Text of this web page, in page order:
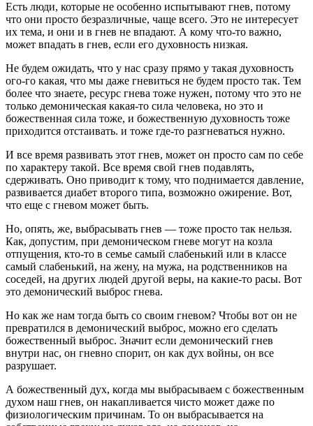
Есть люди, которые не особенно испытывают гнев, потому
что они просто безразличные, чаще всего. Это не интересует
их тема, и они и в гнев не впадают. А кому что-то важно,
может впадать в гнев, если его духовность низкая.
Не будем ожидать, что у нас сразу прямо у такая духовность
ого-го какая, что мы даже гневиться не будем просто так. Тем
более что знаете, ресурс гнева тоже нужен, потому что это не
только демоническая какая-то сила человека, но это и
божественная сила тоже, и божественную духовность тоже
приходится отстаивать. и тоже где-то разгневаться нужно.
И все время развивать этот гнев, может он просто сам по себе
по характеру такой. Все время свой гнев подавлять,
сдерживать. Оно приводит к тому, что поднимается давление,
развивается диабет второго типа, возможно ожирение. Вот,
что еще с гневом может быть.
Но, опять, же, выбрасывать гнев — тоже просто так нельзя.
Как, допустим, при демоническом гневе могут на козла
отпущения, кто-то в семье самый слабенький или в классе
самый слабенький, на жену, на мужа, на родственников на
соседей, на других людей другой веры, на какие-то расы. Вот
это демонический выброс гнева.
Но как же нам тогда быть со своим гневом? Чтобы вот он не
превратился в демонический выброс, можно его сделать
божественный выброс. Значит если демонический гнев
внутри нас, он гневно спорит, он как дух войны, он все
разрушает.
А божественный дух, когда мы выбрасываем с божественным
духом наш гнев, он накапливается чисто может даже по
физиологическим причинам. То он выбрасывается на